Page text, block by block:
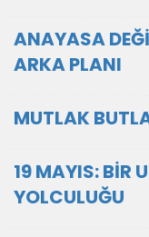
ANAYASA
ARKA PLANI
MUTLAK
19 MAYIS: BİR
YOLCULUĞU